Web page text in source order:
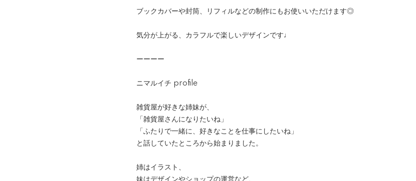
ブックカバーや封筒、リフィルなどの制作にもお使いいただけます◎
気分が上がる、カラフルで楽しいデザインです♩
ーーーー
ニマルイチ profile
雑貨屋が好きな姉妹が、
「雑貨屋さんになりたいね」
「ふたりで一緒に、好きなことを仕事にしたいね」
と話していたところから始まりました。
姉はイラスト、